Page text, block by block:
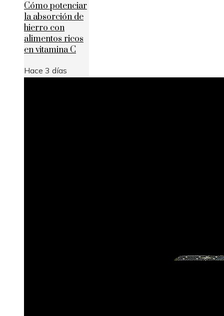
Cómo potenciar
la absorción de
hierro con
alimentos ricos
en vitamina C
Hace 3 días